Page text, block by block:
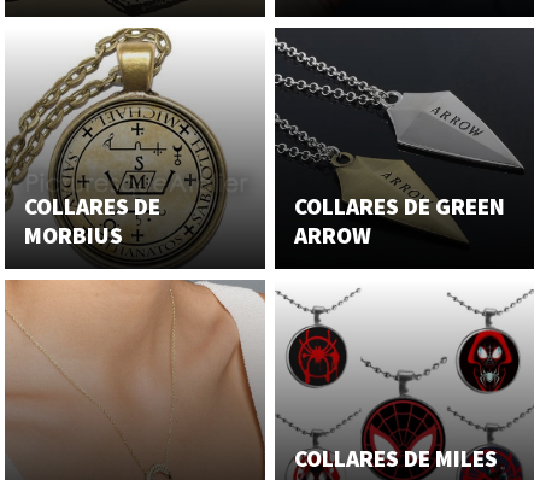
COLLARES DE
MORBIUS
COLLARES DE GREEN
ARROW
COLLARES DE MILES